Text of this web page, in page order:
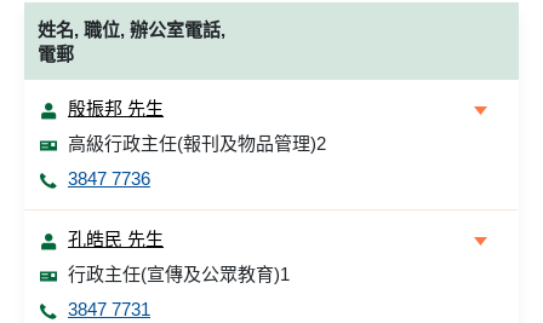
姓名, 職位, 辦公室電話,
電郵
殷振邦 先生
高級行政主任(報刊及物品管理)2
3847 7736
孔皓民 先生
行政主任(宣傳及公眾教育)1
3847 7731